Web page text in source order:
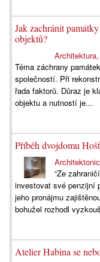
Jak zachránit
objektů?
Téma záchrany
společností. Při
řada faktorů. Důraz je
objektu a nutností je...
Příběh dvojdomu
“Ze
investovat své penzijní
jeho pronájmu
bohužel rozhodl
Atelier Habina se